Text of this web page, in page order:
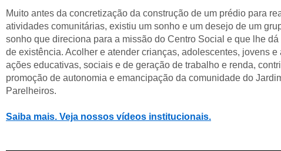
Muito antes da concretização da construção de um prédio para
atividades comunitárias, existiu um sonho e um desejo de um
sonho que direciona para a missão do Centro Social e que lhe
de existência. Acolher e atender crianças, adolescentes, jovens e
ações educativas, sociais e de geração de trabalho e renda,
promoção de autonomia e emancipação da comunidade do
Parelheiros.
Saiba mais. Veja nossos vídeos institucionais.